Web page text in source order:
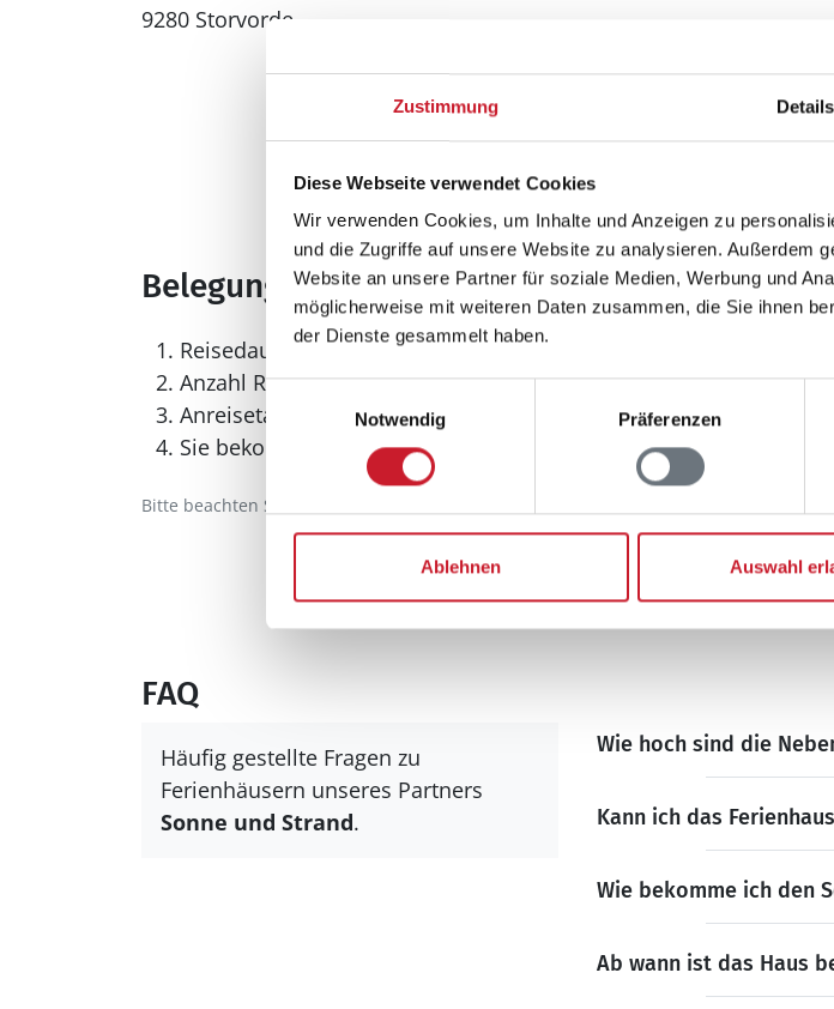
Zustimmung Details
Diese Webseite verwendet Cookies
Wir verwenden Cookies, um Inhalte und Anzeigen zu
und die Zugriffe auf unsere Website zu analysieren. Außerdem
Website an unsere Partner für soziale Medien, Werbung und
möglicherweise mit weiteren Daten zusammen, die Sie ihnen
der Dienste gesammelt haben.
Einwilligungsauswahl
Notwendig
Präferenzen
Ablehnen Auswahl
9280 Storvorde
Belegungskalender
Reisedauer auswählen
Anzahl Reisende auswählen
Anreisetag im Belegungskalender anklicken
Sie bekommen Verfügbarkeit und Preis angezeigt
Bitte beachten Sie, dass sich bei Änderungen des Reisezeitraumes auch
FAQ
Häufig gestellte Fragen zu
Ferienhäusern unseres Partners
Sonne und Strand.
Wie hoch sind die
Kann ich das
Wie bekomme ich den
Ab wann ist das Haus